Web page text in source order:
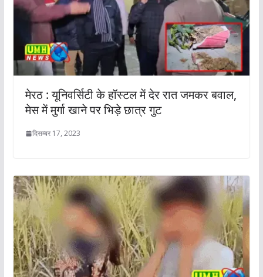
मेरठ : यूनिवर्सिटी के हॉस्टल में देर रात जमकर बवाल,
मेस में मुर्गा खाने पर भिड़े छात्र गुट
दिसम्बर 17, 2023